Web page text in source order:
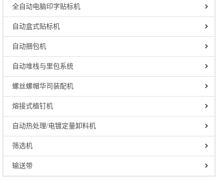
全自动电脑印字贴标机
自动盒式贴标机
自动捆包机
自动堆栈与里包系统
螺丝螺帽华司装配机
熔接式植钉机
自动热处理/电镀定量卸料机
筛选机
输送带